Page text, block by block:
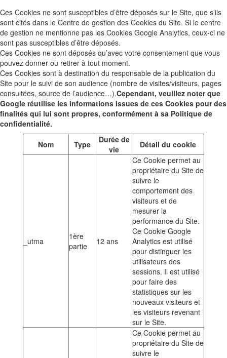
Ces Cookies ne sont susceptibles d’être déposés sur le Site, que s’ils
sont cités dans le Centre de gestion des Cookies du Site. Si le centre
de gestion ne mentionne pas les Cookies Google Analytics, ceux-ci ne
sont pas susceptibles d’être déposés.
Ces Cookies ne sont déposés qu’avec votre consentement que vous
pouvez donner ou retirer à tout moment.
Ces Cookies sont à destination du responsable de la publication du
Site pour le suivi de son audience (nombre de visites/visiteurs, pages
consultées, source de l’audience…).Cependant, veuillez noter que
Google réutilise les informations issues de ces Cookies pour des
finalités qui lui sont propres, conformément à sa Politique de
confidentialité.
Nom Type
Durée de
vie
Détail du cookie
_utma
1ère
partie
12 ans
Ce Cookie permet au
propriétaire du Site de
suivre le
comportement des
visiteurs et de
mesurer la
performance du Site.
Ce Cookie Google
Analytics est utilisé
pour distinguer les
utilisateurs des
sessions. Il est utilisé
pour faire des
statistiques sur les
nouveaux visiteurs et
les visiteurs revenant
sur le Site.
Ce Cookie permet au
propriétaire du Site de
suivre le